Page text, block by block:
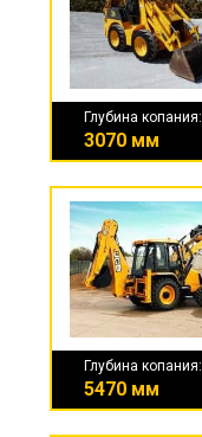
Глубина копания:
3070 мм
Глубина копания:
5470 мм